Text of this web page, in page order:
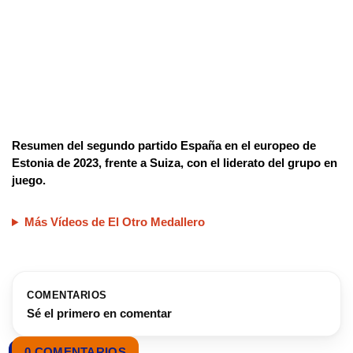
Resumen del segundo partido España en el europeo de
Estonia de 2023, frente a Suiza, con el liderato del grupo en
juego.
Más Vídeos de El Otro Medallero
COMENTARIOS
Sé el primero en comentar